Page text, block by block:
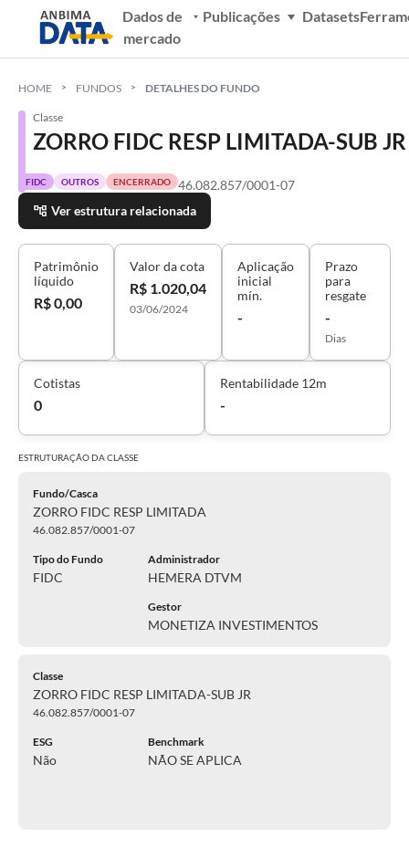
Dados de
mercado
Publicações Datasets
HOME FUNDOS DETALHES DO FUNDO
Classe
ZORRO FIDC RESP LIMITADA-SUB JR
FIDC OUTROS ENCERRADO
46.082.857/0001-07
Ver estrutura relacionada
Patrimônio
líquido
R$ 0,00
Valor da cota
R$ 1.020,04
03/06/2024
Aplicação
inicial
mín.
-
Prazo
para
resgate
-
Dias
Cotistas
0
Rentabilidade 12m
-
ESTRUTURAÇÃO DACLASSE
Fundo/Casca
ZORRO FIDC RESP LIMITADA
46.082.857/0001-07
Tipo do Fundo
FIDC
Administrador
HEMERA DTVM
Gestor
MONETIZA INVESTIMENTOS
Classe
ZORRO FIDC RESP LIMITADA-SUB JR
46.082.857/0001-07
ESG
Não
Benchmark
NÃO SE APLICA